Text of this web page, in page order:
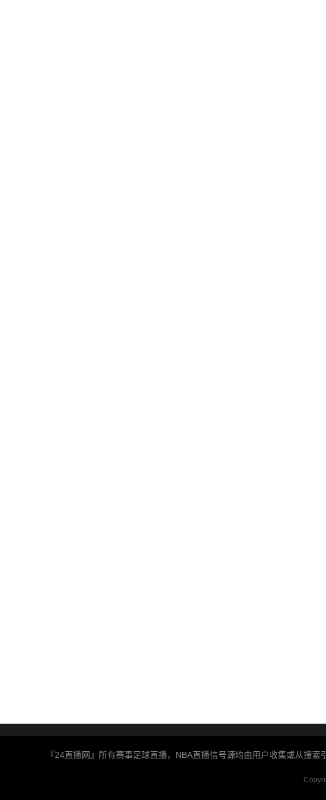
『24直播网』所有赛事足球直播，NBA直播信号源均由用户收集或从搜